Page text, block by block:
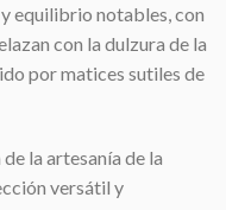
equilibrio notables, con
con la dulzura de la
por matices sutiles de
la artesanía de la
versátil y